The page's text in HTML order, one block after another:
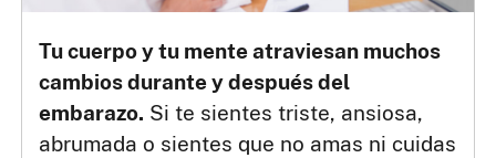
Tu cuerpo y tu mente atraviesan muchos
cambios durante y después del
embarazo. Si te sientes triste, ansiosa,
abrumada o sientes que no amas ni cuidas